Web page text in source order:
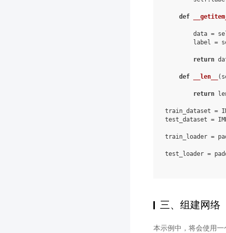
def
data =
label =
return
def __len__ (
return
train_dataset =
test_dataset =
train_loader =
test_loader =
三、组建网络
本示例中，将会使用